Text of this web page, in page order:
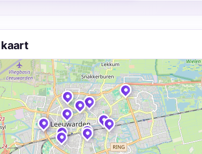
kaart